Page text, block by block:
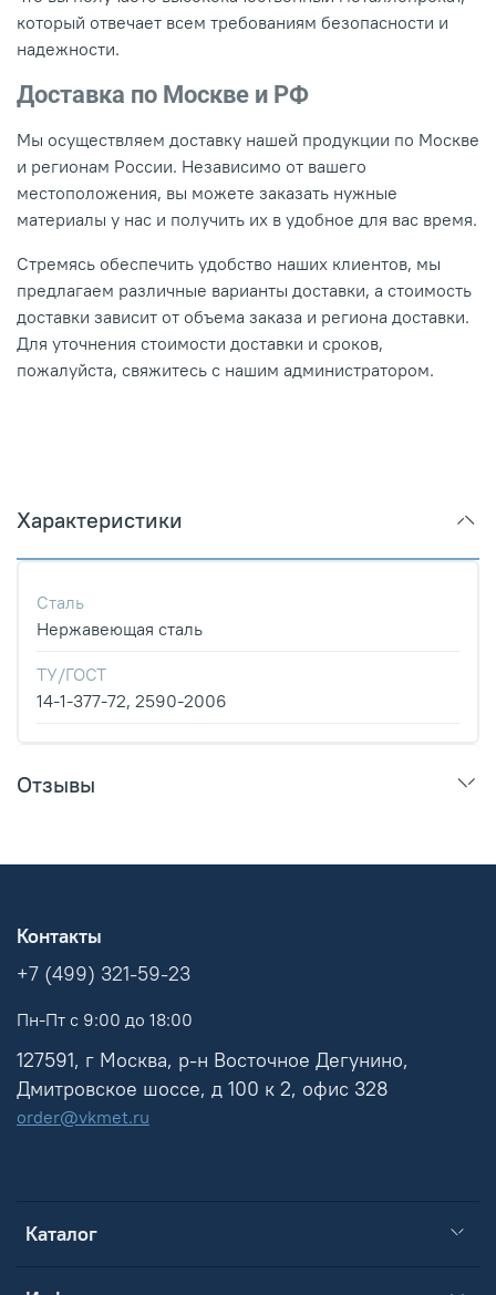
который отвечает всем требованиям безопасности и
надежности.
Доставка по Москве и РФ
Мы осуществляем доставку нашей продукции по Москве
и регионам России. Независимо от вашего
местоположения, вы можете заказать нужные
материалы у нас и получить их в удобное для вас время.
Стремясь обеспечить удобство наших клиентов, мы
предлагаем различные варианты доставки, а стоимость
доставки зависит от объема заказа и региона доставки.
Для уточнения стоимости доставки и сроков,
пожалуйста, свяжитесь с нашим администратором.
Характеристики
Сталь
Нержавеющая сталь
ТУ/ГОСТ
14-1-377-72, 2590-2006
Отзывы
Каталог
Контакты
+7 (499) 321-59-23
Пн-Пт с 9:00 до 18:00
127591, г Москва, р-н Восточное Дегунино,
Дмитровское шоссе, д 100 к 2, офис 328
order@vkmet.ru